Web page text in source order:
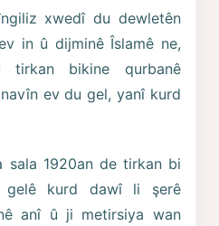
xwedî du dewletên
in û dijminê Îslamê ne,
bikine qurbanê
ev du gel, yanî kurd
sala 1920an de tirkan bi
gelê kurd dawî li şerê
anî û ji metirsiya wan